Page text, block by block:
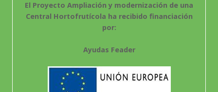
El Proyecto Ampliación y modernización de una
Central Hortofrutícola ha recibido financiación
por:
Ayudas Feader